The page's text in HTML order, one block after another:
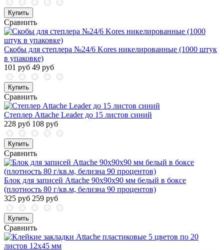
Купить
Сравнить
Скобы для степлера №24/6 Kores никелированные (1000 штук
в упаковке)
101 руб 49 руб
Купить
Сравнить
Степлер Attache Leader до 15 листов синий
228 руб 108 руб
Купить
Сравнить
Блок для записей Attache 90x90x90 мм белый в боксе
(плотность 80 г/кв.м, белизна 90 процентов)
325 руб 259 руб
Купить
Сравнить